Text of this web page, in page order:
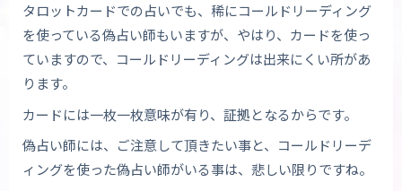
タロットカードでの占いでも、稀にコールドリーディング
を使っている偽占い師もいますが、やはり、カードを使っ
ていますので、コールドリーディングは出来にくい所があ
ります。
カードには一枚一枚意味が有り、証拠となるからです。
偽占い師には、ご注意して頂きたい事と、コールドリーデ
ィングを使った偽占い師がいる事は、悲しい限りですね。